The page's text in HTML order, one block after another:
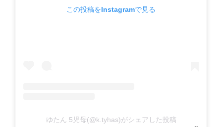
この投稿をInstagramで見る
ゆたん 5児母(@k.tyhas)がシェアした投稿